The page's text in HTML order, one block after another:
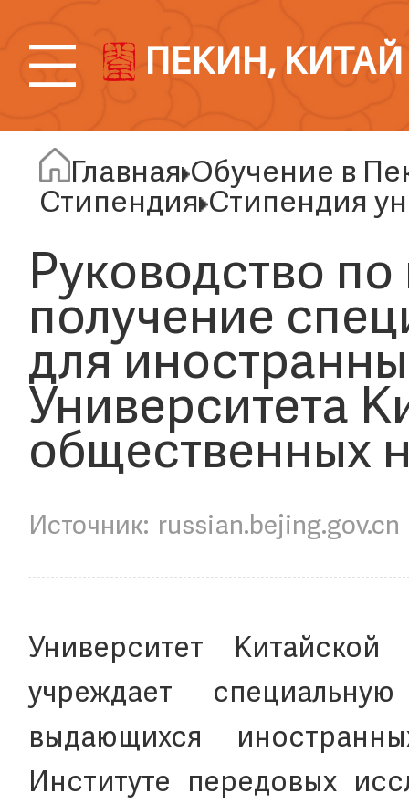
ПЕКИН, КИТАЙ
Главная Обучение в
Стипендия Стипендия
Руководство
получение
для
Университета
общественных
russian.bejing.gov.cn
Университет
учреждает
выдающихся
Институте передовых